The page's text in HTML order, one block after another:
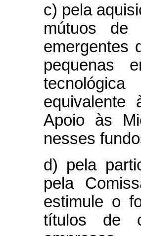
c) pela
mútuos de
emergentes
pequenas
equivalente
Apoio às
nesses
d) pela
pela
estimule o
títulos de